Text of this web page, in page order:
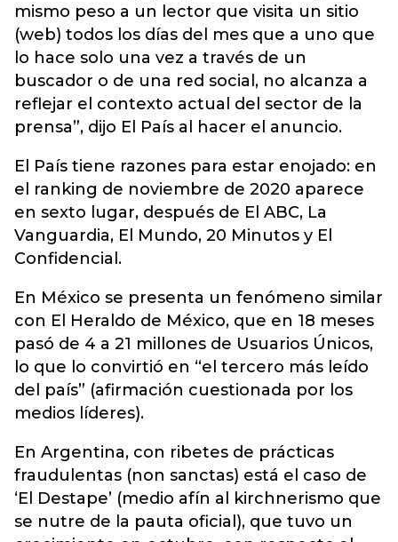
mismo peso a un lector que visita un sitio
(web) todos los días del mes que a uno que
lo hace solo una vez a través de un
buscador o de una red social, no alcanza a
reflejar el contexto actual del sector de la
prensa”, dijo El País al hacer el anuncio.
El País tiene razones para estar enojado: en
el ranking de noviembre de 2020 aparece
en sexto lugar, después de El ABC, La
Vanguardia, El Mundo, 20 Minutos y El
Confidencial.
En México se presenta un fenómeno similar
con El Heraldo de México, que en 18 meses
pasó de 4 a 21 millones de Usuarios Únicos,
lo que lo convirtió en “el tercero más leído
del país” (afirmación cuestionada por los
medios líderes).
En Argentina, con ribetes de prácticas
fraudulentas (non sanctas) está el caso de
‘El Destape’ (medio afín al kirchnerismo que
se nutre de la pauta oficial), que tuvo un